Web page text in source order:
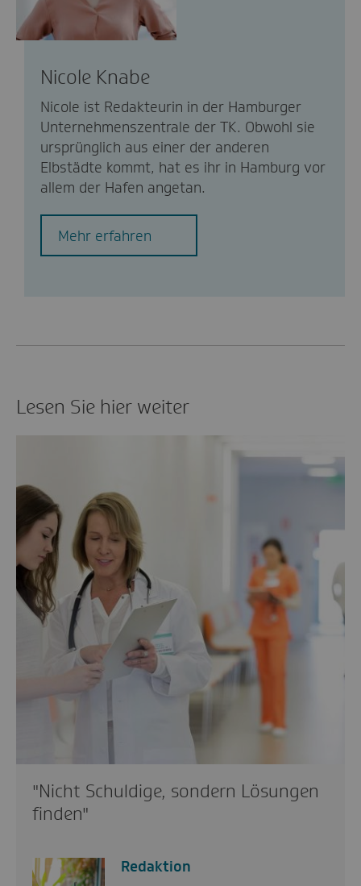
Nicole Knabe
Nicole ist Redakteurin in der Hamburger
Unternehmenszentrale der TK. Obwohl sie
ursprünglich aus einer der anderen
Elbstädte kommt, hat es ihr in Hamburg vor
allem der Hafen angetan.
Mehr erfahren
Lesen Sie hier weiter
"Nicht Schuldige, sondern Lösungen
finden"
Redaktion